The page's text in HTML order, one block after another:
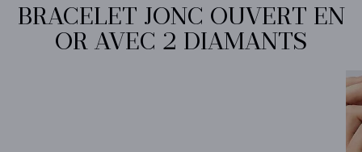
BRACELET JONC OUVERT EN
OR AVEC 2 DIAMANTS